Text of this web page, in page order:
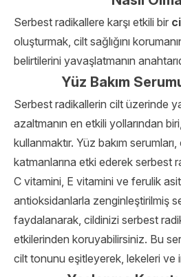
Serbest radikallere karşı etkili bir
oluşturmak, cilt sağlığını
belirtilerini yavaşlatmanın
Yüz Bakım
Serbest radikallerin cilt üzerinde
azaltmanın en etkili yollarından biri,
kullanmaktır. Yüz bakım
katmanlarına etki ederek serbest
C vitamini, E vitamini ve ferulik
antioksidanlarla zenginleştirilmiş
faydalanarak, cildinizi serbest
etkilerinden koruyabilirsiniz. Bu
cilt tonunu eşitleyerek, lekeleri ve